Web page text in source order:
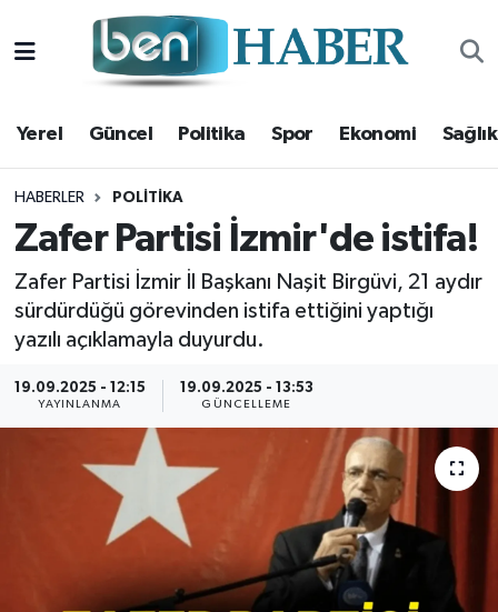
Yerel Güncel Politika Spor Ekonomi Sağlık
HABERLER POLITIKA
Zafer Partisi İzmir'de istifa!
Zafer Partisi İzmir İl Başkanı Naşit Birgüvi, 21 aydır
sürdürdüğü görevinden istifa ettiğini yaptığı
yazılı açıklamayla duyurdu.
19.09.2025 - 12:15
YAYINLANMA
19.09.2025 - 13:53
GÜNCELLEME
Yerel
Güncel
Politika
Spor
Ekonomi
Magazin
Kültür Sanat
Resmi Reklam
Röportajlar
Hava Durumu
Trafik Durumu
Süper Lig Puan Durumu ve Fikstür
Tüm Manşetler
Son Dakika Haberleri